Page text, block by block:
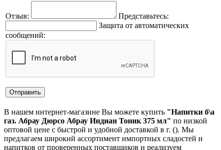
Отзыв:
Представьтесь:
Защита от автоматических
сообщений:
В нашем интернет-магазине Вы можете купить "Напитки б\а
газ. Абрау Дюрсо Абрау Индиан Тоник 375 мл" по низкой
оптовой цене с быстрой и удобной доставкой в г. (). Мы
предлагаем широкий ассортимент импортных сладостей и
напитков от проверенных поставщиков и реализуем